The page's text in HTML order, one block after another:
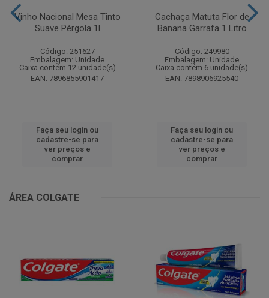
Vinho Nacional Mesa Tinto
Suave Pérgola 1l
Código: 251627
Embalagem: Unidade
Caixa contém 12 unidade(s)
EAN: 7896855901417
Faça seu login ou
cadastre-se para
ver preços e
comprar
Cachaça Matuta Flor de
Banana Garrafa 1 Litro
Código: 249980
Embalagem: Unidade
Caixa contém 6 unidade(s)
EAN: 7898906925540
Faça seu login ou
cadastre-se para
ver preços e
comprar
ÁREA COLGATE